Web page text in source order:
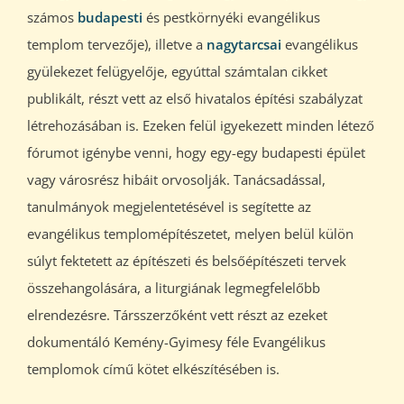
számos budapesti és pestkörnyéki evangélikus
templom tervezője), illetve a nagytarcsai evangélikus
gyülekezet felügyelője, egyúttal számtalan cikket
publikált, részt vett az első hivatalos építési szabályzat
létrehozásában is. Ezeken felül igyekezett minden létező
fórumot igénybe venni, hogy egy-egy budapesti épület
vagy városrész hibáit orvosolják. Tanácsadással,
tanulmányok megjelentetésével is segítette az
evangélikus templomépítészetet, melyen belül külön
súlyt fektetett az építészeti és belsőépítészeti tervek
összehangolására, a liturgiának legmegfelelőbb
elrendezésre. Társszerzőként vett részt az ezeket
dokumentáló Kemény-Gyimesy féle Evangélikus
templomok című kötet elkészítésében is.